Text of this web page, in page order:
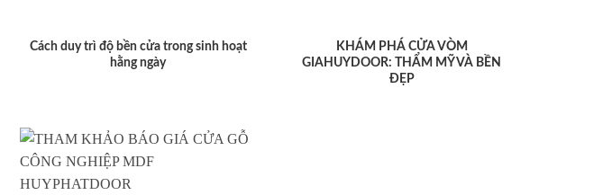
Cách duy trì độ bền cửa trong sinh hoạt
hằng ngày
KHÁM PHÁ CỬA VÒM
GIAHUYDOOR: THẨM MỸ VÀ BỀN
ĐẸP